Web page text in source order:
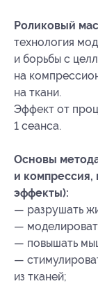
Роликовый
технология
и борьбы с
на
на ткани.
Эффект от
1 сеанса.
Основы
и
эффекты):
— разрушать
—
— повышать
—
из тканей;